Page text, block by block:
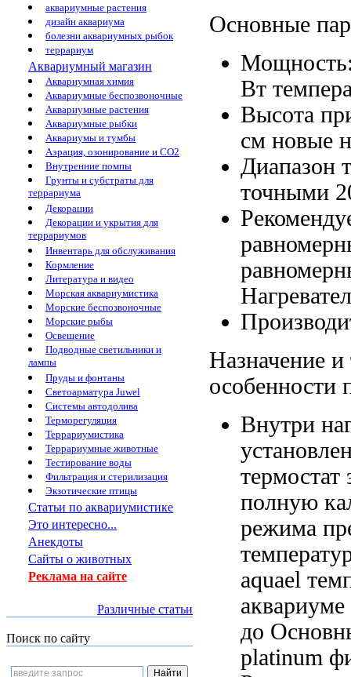
аквариумные растения
дизайн аквариума
болезни аквариумных рыбок
террариум
Аквариумный магазин
Аквариумная химия
Аквариумные беспозвоночные
Аквариумные растения
Аквариумные рыбки
Аквариумы и тумбы
Аэрация, озонирование и CO2
Внутренние помпы
Грунты и субстраты для
террариума
Декорации
Декорации и укрытия для
террариумов
Инвентарь для обслуживания
Кормление
Литература и видео
Морская аквариумистика
Морские беспозвоночные
Морские рыбы
Освещение
Подводные светильники и
лампы
Пруды и фонтаны
Светоарматура Juwel
Системы автодолива
Терморегуляция
Террариумистика
Террариумные животные
Тестирование воды
Фильтрация и стерилизация
Экзотические птицы
Статьи по аквариумистике
Это интересно...
Анекдоты
Сайты о животных
Реклама на сайте
Различные статьи
Поиск по сайту
Основные
Вт
Высота
см новые
Диапазон
точными
Назначение и
особенности
Внутри
полную
режима
aquael
до
platinum